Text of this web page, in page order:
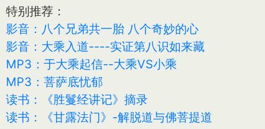
特别推荐：
影音：八个兄弟共一胎 八个奇妙的心
影音：大乘入道----实证第八识如来藏
MP3：于大乘起信--大乘VS小乘
MP3：菩萨底忧郁
读书：《胜鬘经讲记》摘录
读书：《甘露法门》-解脱道与佛菩提道